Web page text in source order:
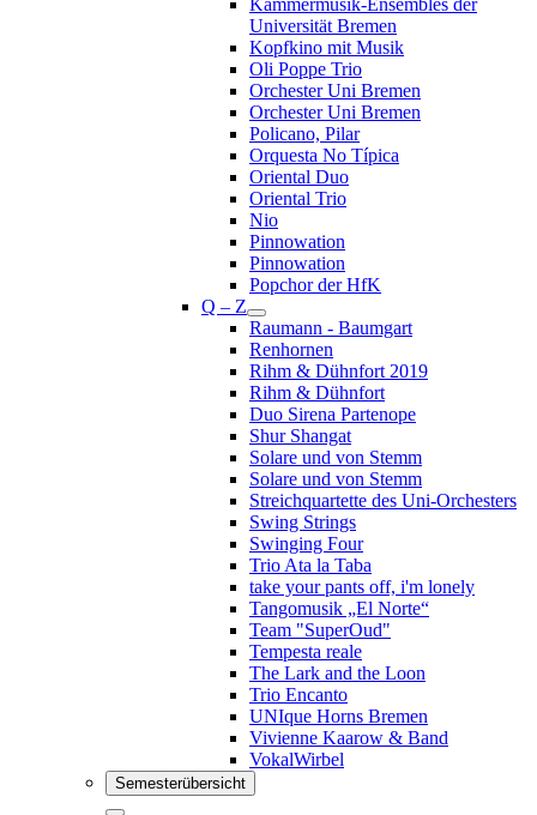
Universität Bremen
Kopfkino mit Musik
Oli Poppe Trio
Orchester Uni Bremen
Orchester Uni Bremen
Policano, Pilar
Orquesta No Típica
Oriental Duo
Oriental Trio
Nio
Pinnowation
Pinnowation
Popchor der HfK
Q – Z
Raumann - Baumgart
Renhornen
Rihm & Dühnfort 2019
Rihm & Dühnfort
Duo Sirena Partenope
Shur Shangat
Solare und von Stemm
Solare und von Stemm
Streichquartette des Uni-Orchesters
Swing Strings
Swinging Four
Trio Ata la Taba
take your pants off, i'm lonely
Tangomusik „El Norte“
Team "SuperOud"
Tempesta reale
The Lark and the Loon
Trio Encanto
UNIque Horns Bremen
Vivienne Kaarow & Band
VokalWirbel
Semesterübersicht